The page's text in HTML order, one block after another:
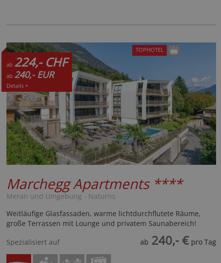
ab 224,- CHF
ab 240,- EUR
Details +
TOPHOTEL
Marchegg Apartments ****
Meran und Umgebung - Naturns
Weitläufige Glasfassaden, warme lichtdurchflutete Räume,
große Terrassen mit Lounge und privatem Saunabereich!
Spezialisiert auf
ab 240,- € pro Tag